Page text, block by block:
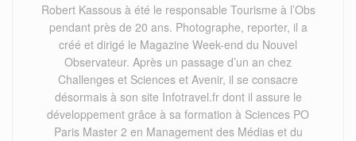
Robert Kassous à été le responsable Tourisme à l’Obs
pendant près de 20 ans. Photographe, reporter, il a
créé et dirigé le Magazine Week-end du Nouvel
Observateur. Après un passage d’un an chez
Challenges et Sciences et Avenir, il se consacre
désormais à son site Infotravel.fr dont il assure le
développement grâce à sa formation à Sciences PO
Paris Master 2 en Management des Médias et du